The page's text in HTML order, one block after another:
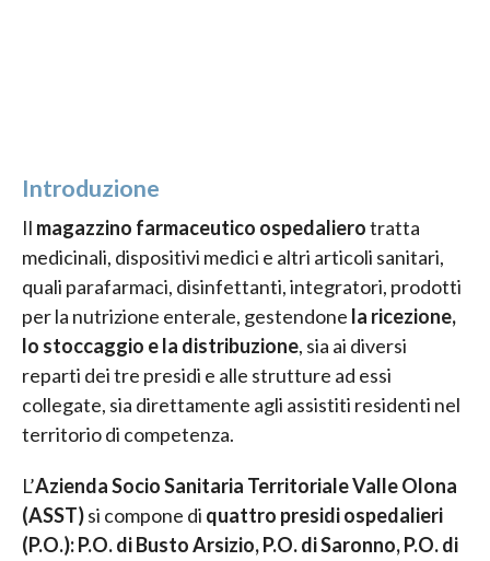
Introduzione
Il magazzino farmaceutico ospedalierotratta
medicinali, dispositivi medici e altri articoli sanitari,
quali parafarmaci, disinfettanti, integratori, prodotti
per la nutrizione enterale, gestendone la ricezione,
lo stoccaggio e la distribuzione, sia ai diversi
reparti dei tre presidi e alle strutture ad essi
collegate, sia direttamente agli assistiti residenti nel
territorio di competenza.
L’Azienda Socio Sanitaria Territoriale Valle Olona
(ASST)si compone di quattro presidi ospedalieri
(P.O.): P.O. di Busto Arsizio, P.O. di Saronno, P.O. di